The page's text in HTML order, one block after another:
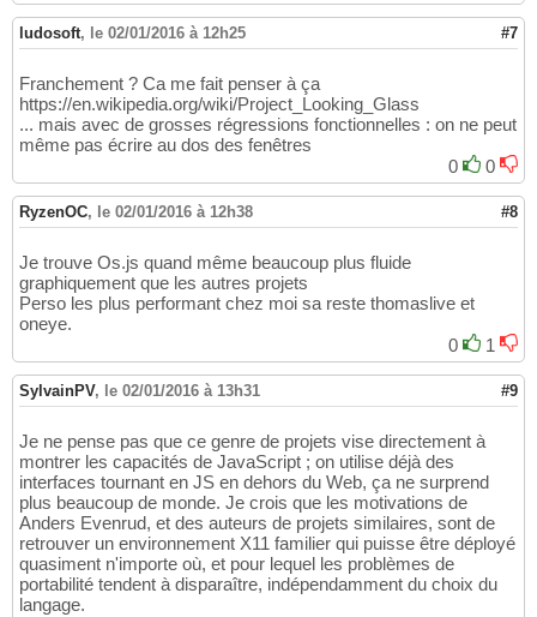
ludosoft, le 02/01/2016 à 12h25 #7
Franchement ? Ca me fait penser à ça
https://en.wikipedia.org/wiki/Project_Looking_Glass
... mais avec de grosses régressions fonctionnelles : on ne peut
même pas écrire au dos des fenêtres
0
0
RyzenOC, le 02/01/2016 à 12h38 #8
Je trouve Os.js quand même beaucoup plus fluide
graphiquement que les autres projets
Perso les plus performant chez moi sa reste thomaslive et
oneye.
0
1
SylvainPV, le 02/01/2016 à 13h31 #9
Je ne pense pas que ce genre de projets vise directement à
montrer les capacités de JavaScript ; on utilise déjà des
interfaces tournant en JS en dehors du Web, ça ne surprend
plus beaucoup de monde. Je crois que les motivations de
Anders Evenrud, et des auteurs de projets similaires, sont de
retrouver un environnement X11 familier qui puisse être déployé
quasiment n'importe où, et pour lequel les problèmes de
portabilité tendent à disparaître, indépendamment du choix du
langage.